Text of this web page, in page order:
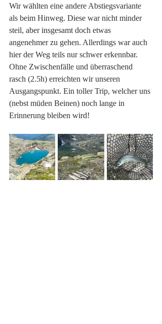
Wir wählten eine andere Abstiegsvariante
als beim Hinweg. Diese war nicht minder
steil, aber insgesamt doch etwas
angenehmer zu gehen. Allerdings war auch
hier der Weg teils nur schwer erkennbar.
Ohne Zwischenfälle und überraschend
rasch (2.5h) erreichten wir unseren
Ausgangspunkt. Ein toller Trip, welcher uns
(nebst müden Beinen) noch lange in
Erinnerung bleiben wird!